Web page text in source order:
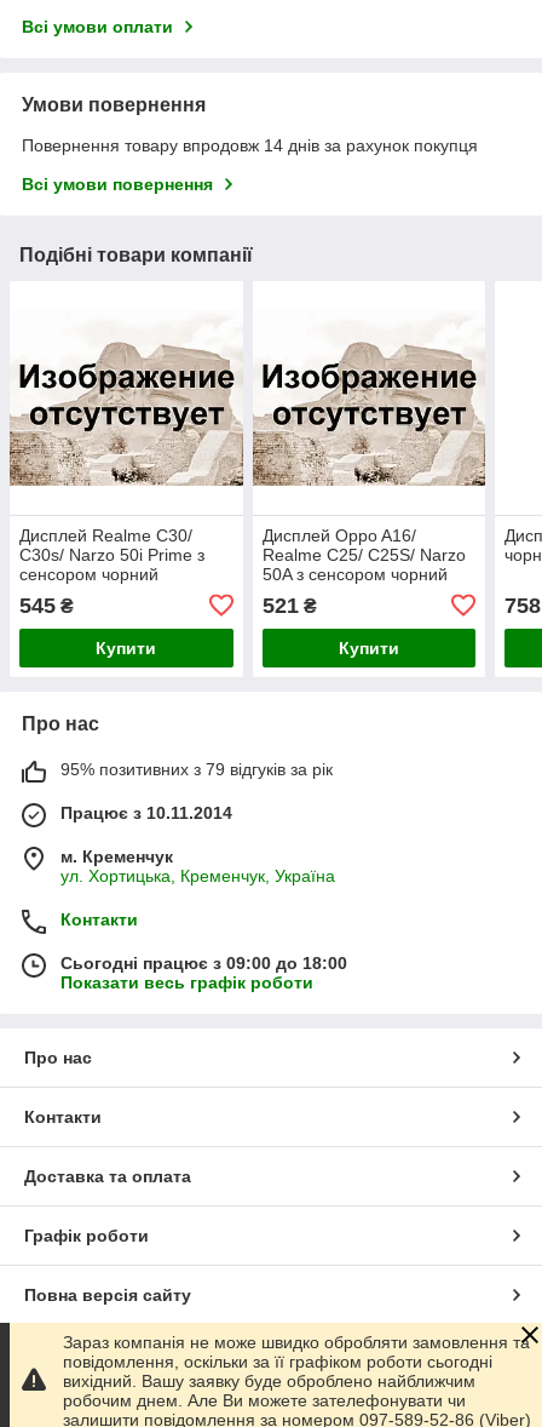
Всі умови оплати
Умови повернення
Повернення товару впродовж 14 днів за рахунок покупця
Всі умови повернення
Подібні товари компанії
Дисплей Realme C30/
C30s/ Narzo 50i Prime з
сенсором чорний
545 ₴
Купити
Дисплей Oppo A16/
Realme C25/ C25S/ Narzo
50A з сенсором чорний
521₴
Купити
758
Про нас
95% позитивних з 79 відгуків за рік
Працює з 10.11.2014
м. Кременчук
ул. Хортицька, Кременчук, Україна
Контакти
Сьогодні працює з 09:00 до 18:00
Показати весь графік роботи
Про нас
Контакти
Доставка та оплата
Графік роботи
Повна версія сайту
Сайт створено на маркетплейсіProm.ua
Політика конфіденційності
Зараз компанія не може швидко обробляти замовлення та
повідомлення, оскільки за її графіком роботи сьогодні
вихідний. Вашу заявку буде оброблено найближчим
робочим днем. Але Ви можете зателефонувати чи
залишити повідомлення за номером 097-589-52-86 (Viber)